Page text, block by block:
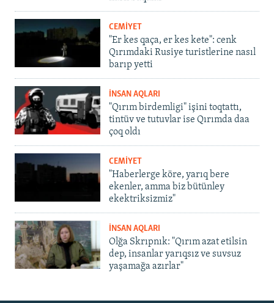
CEMİYET
"Er kes qaça, er kes kete": cenk
Qırımdaki Rusiye turistlerine nasıl
barıp yetti
İNSAN AQLARI
"Qırım birdemligi" işini toqtattı,
tintüv ve tutuvlar ise Qırımda daa
çoq oldı
CEMİYET
"Haberlerge köre, yarıq bere
ekenler, amma biz bütünley
ekektriksizmiz"
İNSAN AQLARI
Olğa Skrıpnık: "Qırım azat etilsin
dep, insanlar yarıqsız ve suvsuz
yaşamağa azırlar"